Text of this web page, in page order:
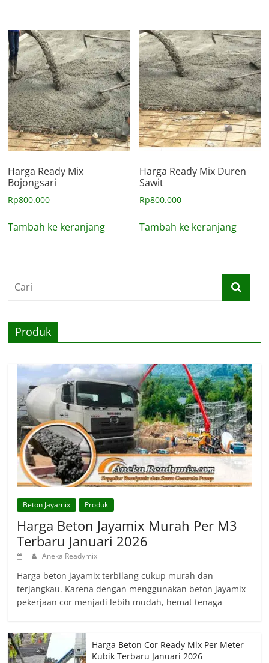
Harga Ready Mix
Bojongsari
Rp800.000
Tambah ke keranjang
Harga Ready Mix Duren
Sawit
Rp800.000
Tambah ke keranjang
Produk
Beton Jayamix Produk
Harga Beton Jayamix Murah Per M3
Terbaru Januari 2026
Aneka Readymix
Harga beton jayamix terbilang cukup murah dan
terjangkau. Karena dengan menggunakan beton jayamix
pekerjaan cor menjadi lebih mudah, hemat tenaga
Harga Beton Cor Ready Mix Per Meter
Kubik Terbaru Januari 2026